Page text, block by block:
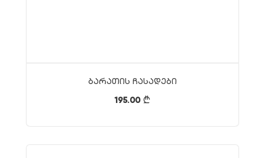
Ბარათის Ჩასადები
195.00 }